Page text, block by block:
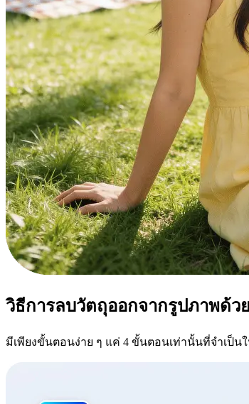
วิธีการลบวัตถุออกจากรูปภาพด้
มีเพียงขั้นตอนง่าย ๆ แค่ 4 ขั้นตอนเท่านั้นที่จำเป็